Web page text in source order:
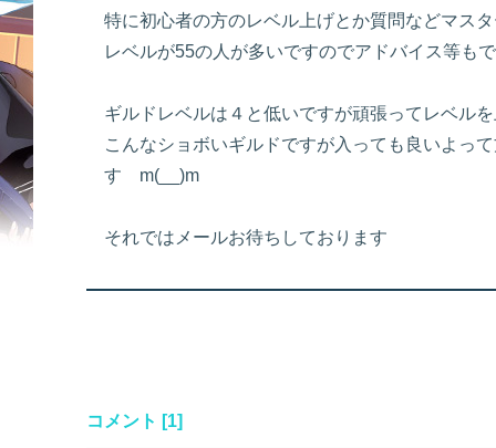
特に初心者の方のレベル上げとか質問などマス
レベルが55の人が多いですのでアドバイス等も
ギルドレベルは４と低いですが頑張ってレベル
こんなショボいギルドですが入っても良いよっ
す m(__)m
それではメールお待ちしております
コメント [1]